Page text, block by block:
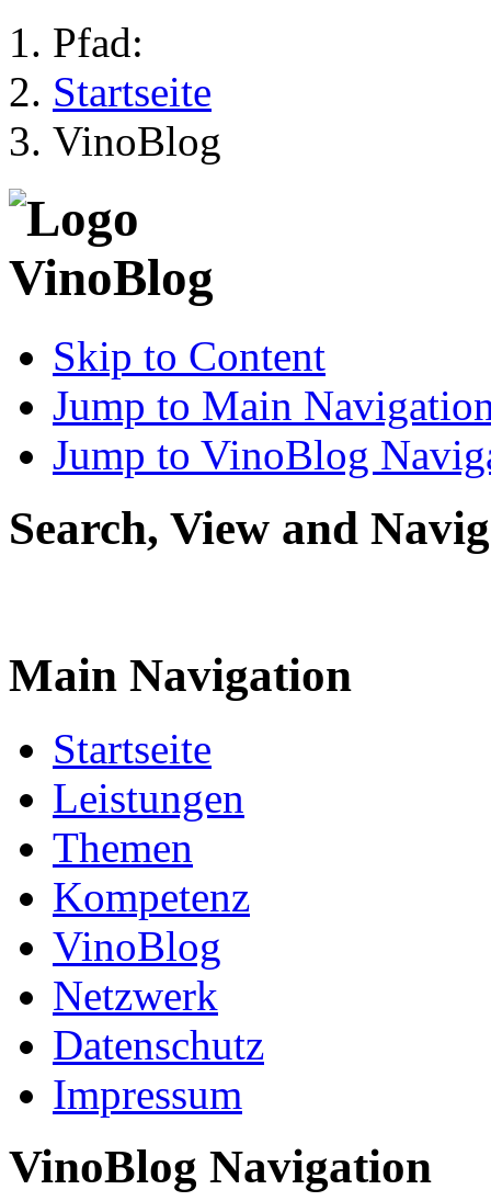
Pfad:
Startseite
VinoBlog
Skip to Content
Jump to Main
Jump to VinoBlog
Search, View and
Main Navigation
Startseite
Leistungen
Themen
Kompetenz
VinoBlog
Netzwerk
Datenschutz
Impressum
VinoBlog Navigation